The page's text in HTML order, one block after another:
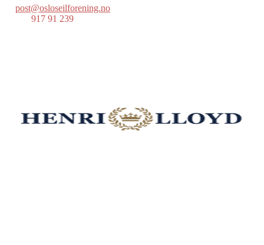
post@osloseilforening.no
917 91 239